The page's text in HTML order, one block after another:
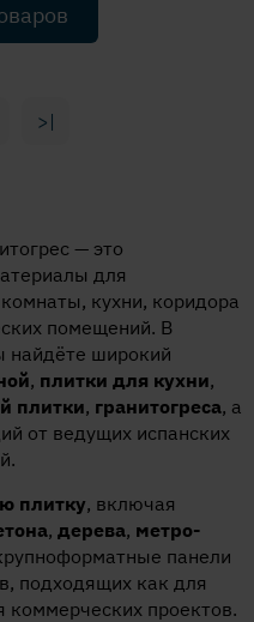
>|
— это
для
кухни, коридора
помещений. В
найдёте широкий
, плитки для кухни,
плитки, гранитогреса, а
от ведущих испанских
плитку, включая
, дерева, метро-
панели
подходящих как для
проектов.